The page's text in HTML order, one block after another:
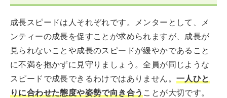
成長スピードは人それぞれです。メンターとして、メ
ンティーの成長を促すことが求められますが、成長が
見られないことや成長のスピードが緩やかであること
に不満を抱かずに見守りましょう。全員が同じような
スピードで成長できるわけではありません。 一人ひと
りに合わせた態度や姿勢で向き合うことが大切です。